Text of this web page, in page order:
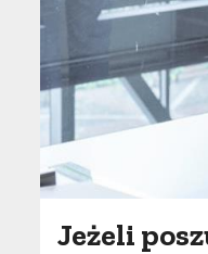
Jeżeli